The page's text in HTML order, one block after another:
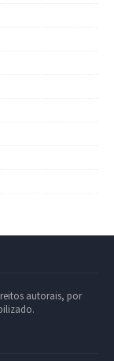
autorais, por